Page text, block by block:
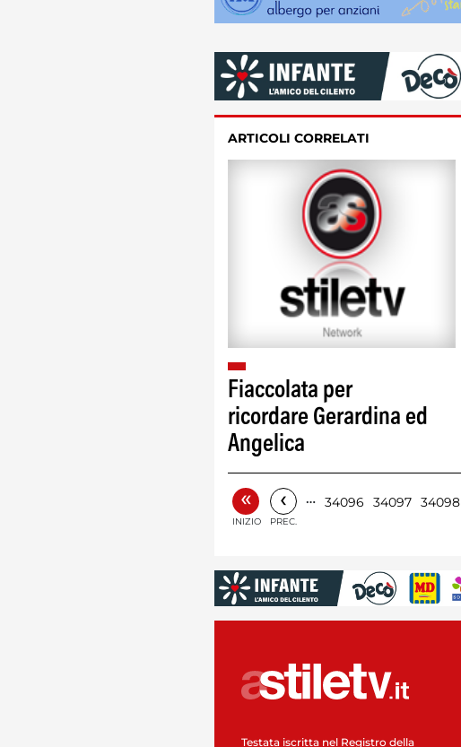
ARTICOLI CORRELATI
Fiaccolata per
ricordare Gerardina ed
Angelica
«
INIZIO
‹
PREC.
… 34096 34097 34098
Testata iscritta nel Registro della